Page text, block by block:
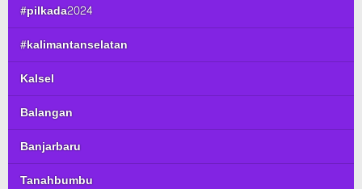
#pilkada2024
#kalimantanselatan
Kalsel
Balangan
Banjarbaru
Tanahbumbu